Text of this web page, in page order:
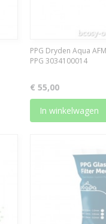
PPG Dryden Aqua
PPG 3034100014
€ 55,00
In winkelwagen